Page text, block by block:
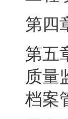
第四
第五
质量
档案